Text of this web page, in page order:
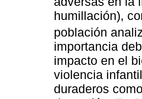
humillación),
población
importancia
impacto en el
violencia
duraderos